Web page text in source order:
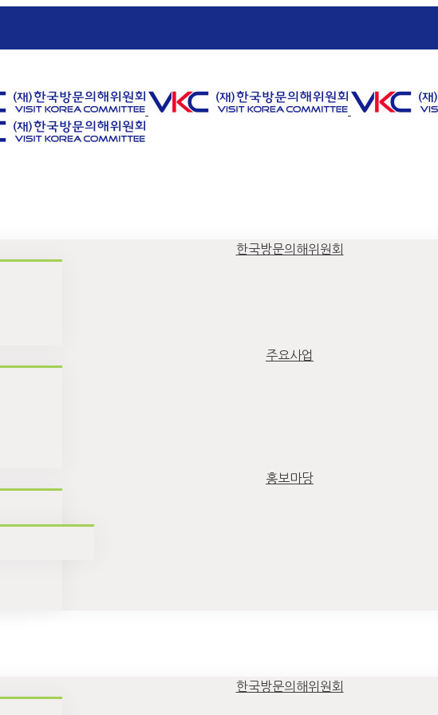
한국방문의해위원회
주요사업
홍보마당
한국방문의해위원회